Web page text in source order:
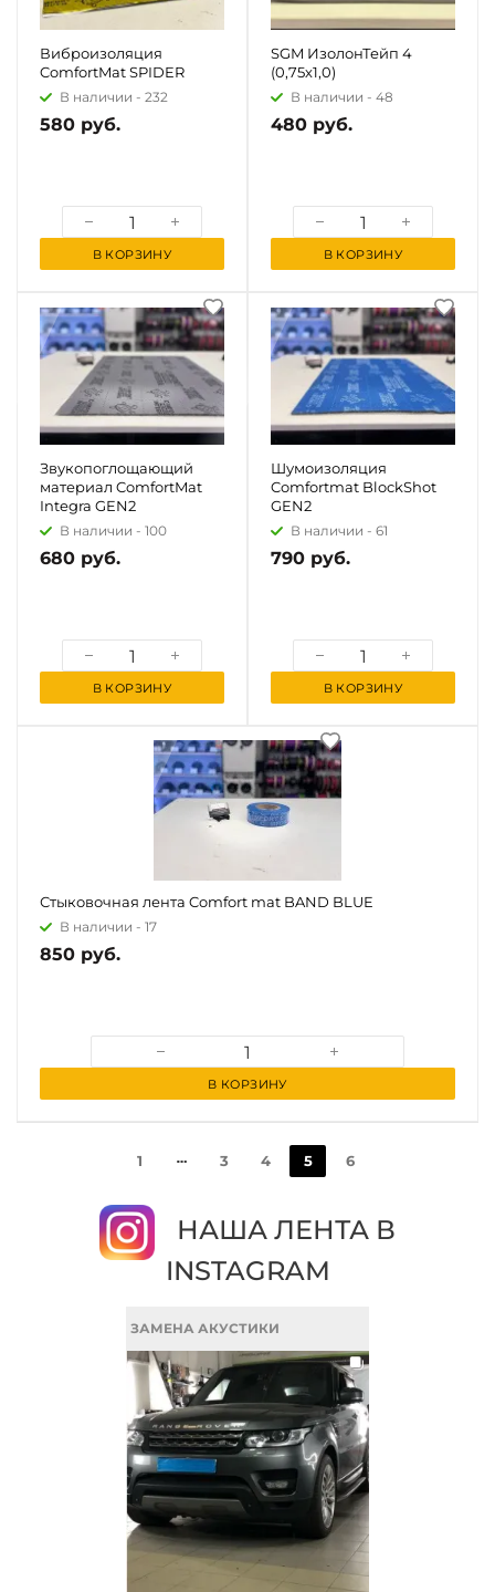
Виброизоляция
ComfortMat SPIDER
В наличии - 232
580 руб.
В КОРЗИНУ
SGM ИзолонТейп 4
(0,75х1,0)
В наличии - 48
480 руб.
В КОРЗИНУ
Звукопоглощающий
материал ComfortMat
Integra GEN2
В наличии - 100
680 руб.
В КОРЗИНУ
Шумоизоляция
Comfortmat BlockShot
GEN2
В наличии - 61
790 руб.
В КОРЗИНУ
Стыковочная лента Comfort mat BAND BLUE
В наличии - 17
850 руб.
В КОРЗИНУ
1 3 4 5 6
НАША ЛЕНТА В
INSTAGRAM
ЗАМЕНА АКУСТИКИ